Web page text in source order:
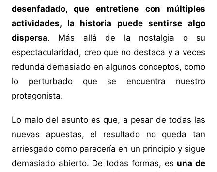
desenfadado, que entretiene con múltiples
actividades, la historia puede sentirse algo
dispersa. Más allá de la nostalgia o su
espectacularidad, creo que no destaca y a veces
redunda demasiado en algunos conceptos, como
lo perturbado que se encuentra nuestro
protagonista.
Lo malo del asunto es que, a pesar de todas las
nuevas apuestas, el resultado no queda tan
arriesgado como parecería en un principio y sigue
demasiado abierto. De todas formas, es una de